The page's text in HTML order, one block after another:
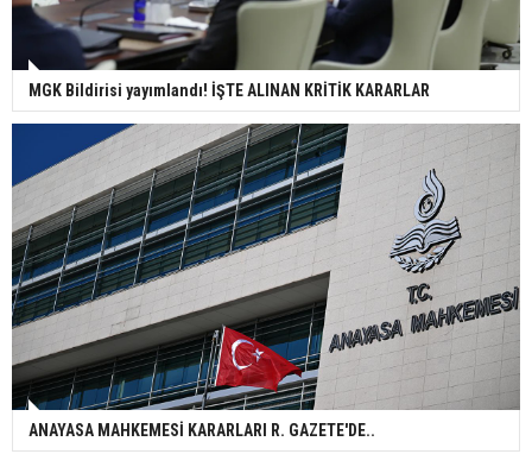
MGK Bildirisi yayımlandı! İŞTE ALINAN KRİTİK KARARLAR
ANAYASA MAHKEMESİ KARARLARI R. GAZETE'DE..